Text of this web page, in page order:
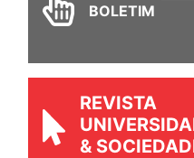
BOLETIM
REVISTA
&